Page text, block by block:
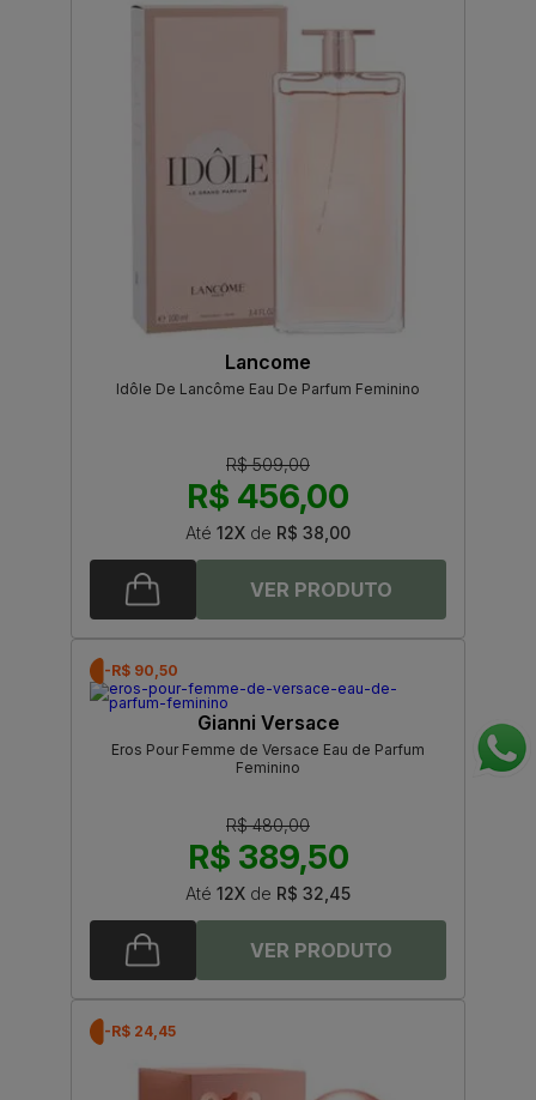
Lancome
Idôle De Lancôme Eau De Parfum Feminino
R$ 509,00
R$ 456,00
Até 12X de R$ 38,00
-R$ 90,50
Gianni Versace
Eros Pour Femme de Versace Eau de Parfum
Feminino
R$ 480,00
R$ 389,50
Até 12X de R$ 32,45
-R$ 24,45